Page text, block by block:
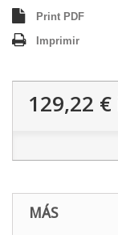
Print PDF
Imprimir
129,22 €
MÁS